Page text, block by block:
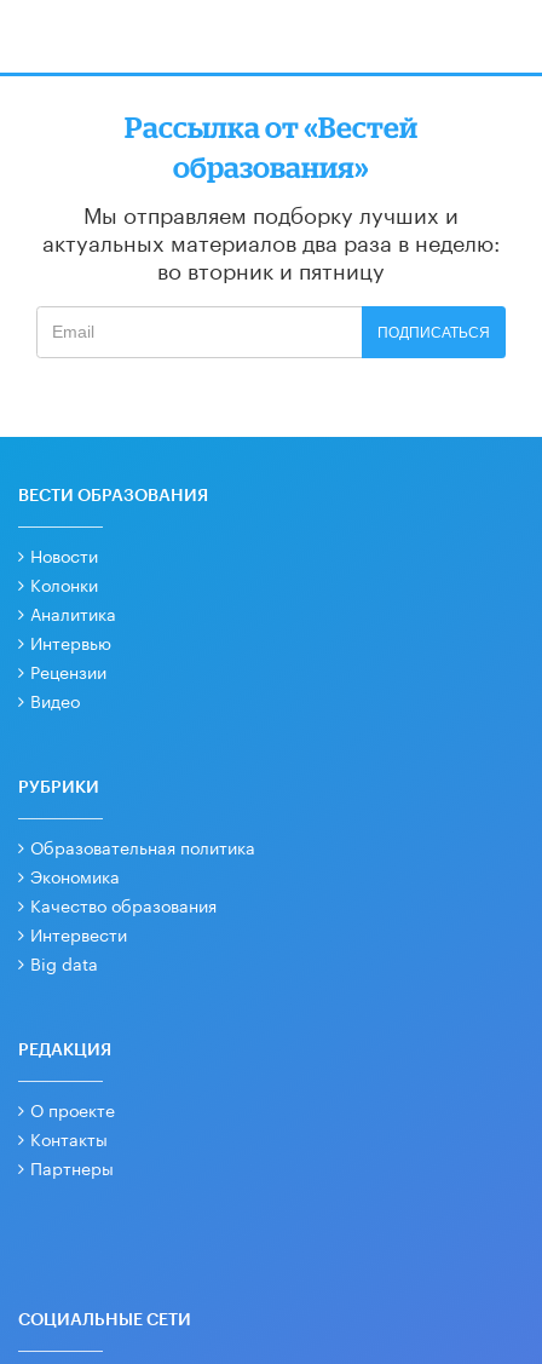
Рассылка от «Вестей
образования»
Мы отправляем подборку лучших и
актуальных материалов два раза в неделю:
во вторник и пятницу
ПОДПИСАТЬСЯ
ВЕСТИ ОБРАЗОВАНИЯ
Новости
Колонки
Аналитика
Интервью
Рецензии
Видео
РУБРИКИ
Образовательная политика
Экономика
Качество образования
Интервести
Big data
РЕДАКЦИЯ
О проекте
Контакты
Партнеры
СОЦИАЛЬНЫЕ СЕТИ